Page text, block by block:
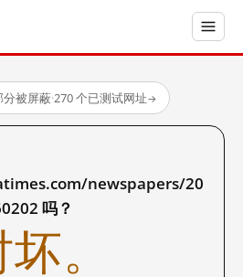
分被屏蔽·270 个已测试网址→
newspapers/20
吗？
。